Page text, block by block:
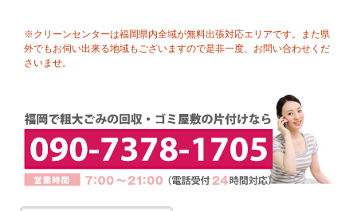
※クリーンセンターは福岡県内全域が無料出張対応エリアです。また県
外でもお伺い出来る地域もございますので是非一度、お問い合わせくだ
さいませ。